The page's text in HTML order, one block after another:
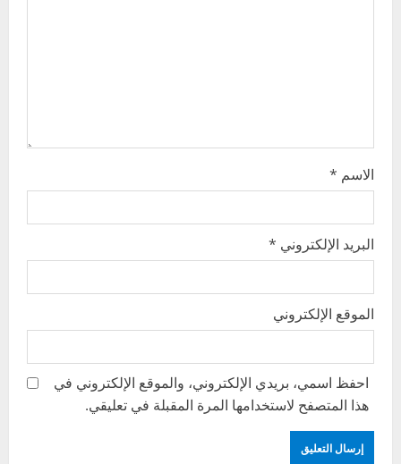
الاسم *
البريد الإلكتروني *
الموقع الإلكتروني
احفظ اسمي، بريدي الإلكتروني، والموقع الإلكتروني في
هذا المتصفح لاستخدامها المرة المقبلة في تعليقي.